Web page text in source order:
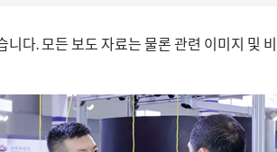
다. 모든 보도 자료는 물론 관련 이미지 및